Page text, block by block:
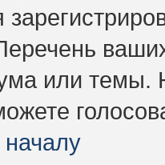
или темы.
началу